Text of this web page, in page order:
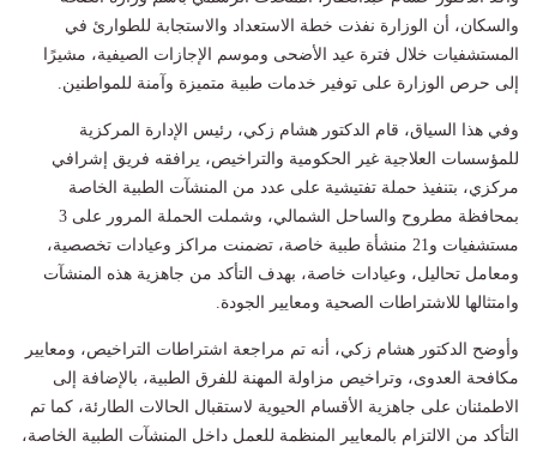
والسكان، أن الوزارة نفذت خطة الاستعداد والاستجابة للطوارئ في
المستشفيات خلال فترة عيد الأضحى وموسم الإجازات الصيفية، مشيرًا
إلى حرص الوزارة على توفير خدمات طبية متميزة وآمنة للمواطنين.
وفي هذا السياق، قام الدكتور هشام زكي، رئيس الإدارة المركزية
للمؤسسات العلاجية غير الحكومية والتراخيص، يرافقه فريق إشرافي
مركزي، بتنفيذ حملة تفتيشية على عدد من المنشآت الطبية الخاصة
بمحافظة مطروح والساحل الشمالي، وشملت الحملة المرور على 3
مستشفيات و21 منشأة طبية خاصة، تضمنت مراكز وعيادات تخصصية،
ومعامل تحاليل، وعيادات خاصة، بهدف التأكد من جاهزية هذه المنشآت
وامتثالها للاشتراطات الصحية ومعايير الجودة.
وأوضح الدكتور هشام زكي، أنه تم مراجعة اشتراطات التراخيص، ومعايير
مكافحة العدوى، وتراخيص مزاولة المهنة للفرق الطبية، بالإضافة إلى
الاطمئنان على جاهزية الأقسام الحيوية لاستقبال الحالات الطارئة، كما تم
التأكد من الالتزام بالمعايير المنظمة للعمل داخل المنشآت الطبية الخاصة،